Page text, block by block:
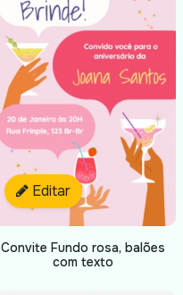
Editar
Convite Fundo rosa, balões
com texto